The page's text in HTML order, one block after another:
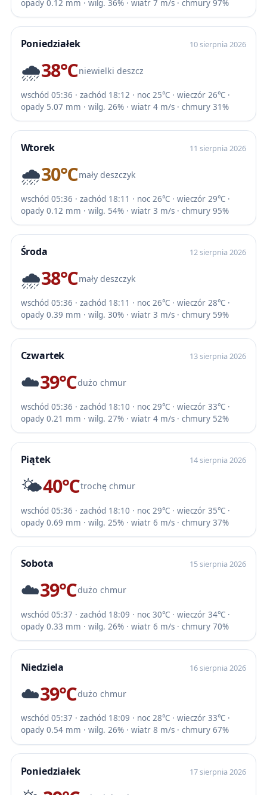
opady 0.12 mm · wilg. 36% · wiatr 7 m/s · chmury 97%
Poniedziałek 10 sierpnia 2026
🌧️38℃niewielki deszcz
wschód 05:36 · zachód 18:12 · noc 25℃ · wieczór 26℃ ·
opady 5.07 mm · wilg. 26% · wiatr 4 m/s · chmury 31%
Wtorek 11 sierpnia 2026
🌧️30℃mały deszczyk
wschód 05:36 · zachód 18:11 · noc 26℃ · wieczór 29℃ ·
opady 0.12 mm · wilg. 54% · wiatr 3 m/s · chmury 95%
Środa 12 sierpnia 2026
🌧️38℃mały deszczyk
wschód 05:36 · zachód 18:11 · noc 26℃ · wieczór 28℃ ·
opady 0.39 mm · wilg. 30% · wiatr 3 m/s · chmury 59%
Czwartek 13 sierpnia 2026
☁️39℃dużo chmur
wschód 05:36 · zachód 18:10 · noc 29℃ · wieczór 33℃ ·
opady 0.21 mm · wilg. 27% · wiatr 4 m/s · chmury 52%
Piątek 14 sierpnia 2026
🌤️40℃trochę chmur
wschód 05:36 · zachód 18:10 · noc 29℃ · wieczór 35℃ ·
opady 0.69 mm · wilg. 25% · wiatr 6 m/s · chmury 37%
Sobota 15 sierpnia 2026
☁️39℃dużo chmur
wschód 05:37 · zachód 18:09 · noc 30℃ · wieczór 34℃ ·
opady 0.33 mm · wilg. 26% · wiatr 6 m/s · chmury 70%
Niedziela 16 sierpnia 2026
☁️39℃dużo chmur
wschód 05:37 · zachód 18:09 · noc 28℃ · wieczór 33℃ ·
opady 0.54 mm · wilg. 26% · wiatr 8 m/s · chmury 67%
Poniedziałek 17 sierpnia 2026